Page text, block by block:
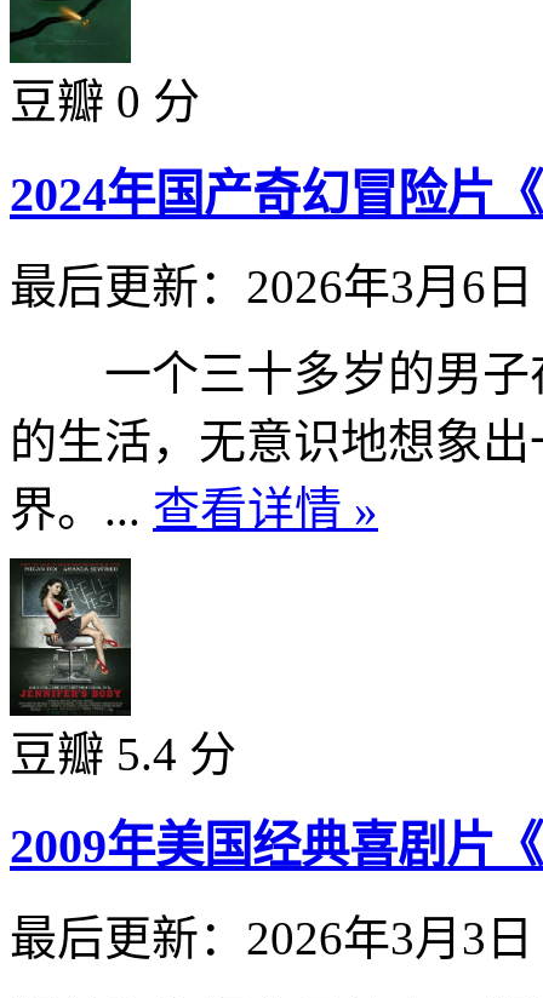
豆瓣 0 分
2024年国产奇幻冒险片
最后更新：2026年3月6日
一个三十多岁的男子
的生活，无意识地想象
界。... 查看详情 »
豆瓣 5.4 分
2009年美国经典喜剧片
最后更新：2026年3月3日